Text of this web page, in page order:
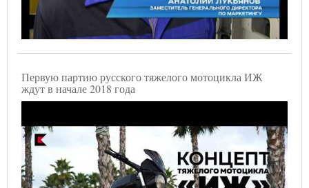
Первую партию русского тяжелого мотоцикла ИЖ
ждут в начале 2018 года